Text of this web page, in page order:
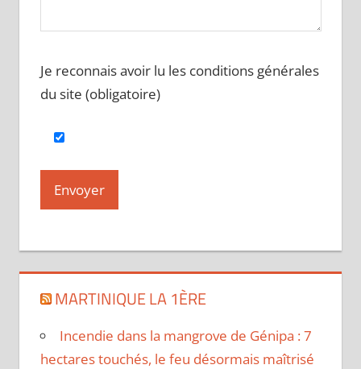
Je reconnais avoir lu les conditions générales
du site (obligatoire)
MARTINIQUE LA 1ÈRE
Incendie dans la mangrove de Génipa : 7
hectares touchés, le feu désormais maîtrisé